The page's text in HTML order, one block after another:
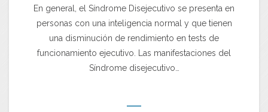
En general, el Síndrome Disejecutivo se presenta en
personas con una inteligencia normal y que tienen
una disminución de rendimiento en tests de
funcionamiento ejecutivo. Las manifestaciones del
Síndrome disejecutivo…